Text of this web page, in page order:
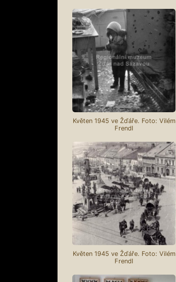
Květen 1945 ve Žďáře. Foto: Vilém
Frendl
Květen 1945 ve Žďáře. Foto: Vilém
Frendl